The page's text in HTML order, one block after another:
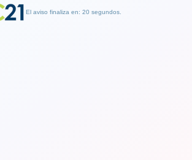
El aviso finaliza en: 19 segundos.